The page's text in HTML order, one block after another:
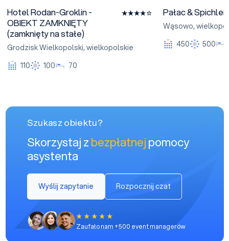
Hotel Rodan-Groklin -
OBIEKT ZAMKNIĘTY
(zamknięty na stałe)
Grodzisk Wielkopolski,wielkopolskie
110
100 70
Pałac &
Wąsowo,
450
500
Szukasz obiektu?
Skorzystaj zbezpłatnejpomocy
asystenta
Wyślij zapytanie Rozpocznij czat
Zaufało nam +500 event managerów